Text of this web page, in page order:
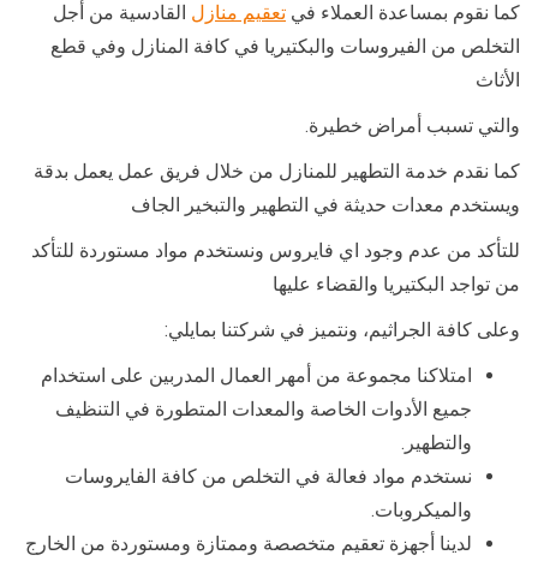
كما نقوم بمساعدة العملاء في تعقيم منازل القادسية من أجل
التخلص من الفيروسات والبكتيريا في كافة المنازل وفي قطع
الأثاث
والتي تسبب أمراض خطيرة.
كما نقدم خدمة التطهير للمنازل من خلال فريق عمل يعمل بدقة
ويستخدم معدات حديثة في التطهير والتبخير الجاف
للتأكد من عدم وجود اي فايروس ونستخدم مواد مستوردة للتأكد
من تواجد البكتيريا والقضاء عليها
وعلى كافة الجراثيم، ونتميز في شركتنا بمايلي:
امتلاكنا مجموعة من أمهر العمال المدربين على استخدام
جميع الأدوات الخاصة والمعدات المتطورة في التنظيف
والتطهير.
نستخدم مواد فعالة في التخلص من كافة الفايروسات
والميكروبات.
لدينا أجهزة تعقيم متخصصة وممتازة ومستوردة من الخارج